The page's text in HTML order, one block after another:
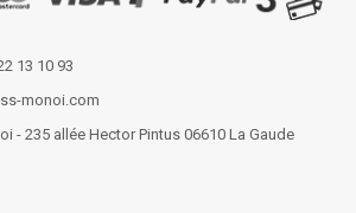
13 10 93
monoi.com
- 235 allée Hector Pintus 06610 La Gaude